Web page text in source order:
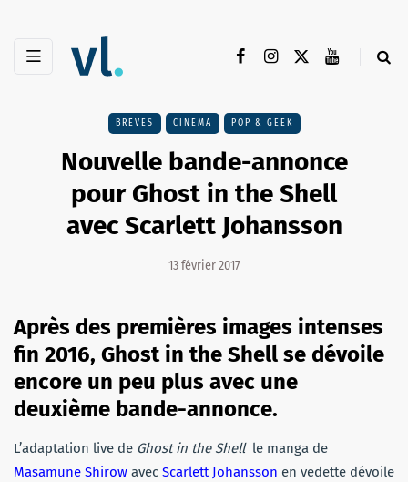
BRÈVES CINÉMA POP & GEEK
Nouvelle bande-annonce
pour Ghost in the Shell
avec Scarlett Johansson
13 février 2017
Après des premières images intenses
fin 2016, Ghost in the Shell se dévoile
encore un peu plus avec une
deuxième bande-annonce.
L’adaptation live de Ghost in the Shellle manga de
Masamune Shirow avec Scarlett Johansson en vedette dévoile